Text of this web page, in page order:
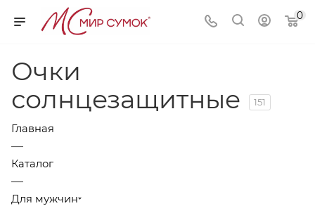
0
Очки
солнцезащитные
151
Главная
—
Каталог
—
Для мужчин